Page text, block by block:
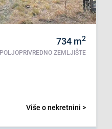
734 m2
POLJOPRIVREDNO ZEMLJIŠTE
Više o nekretnini >